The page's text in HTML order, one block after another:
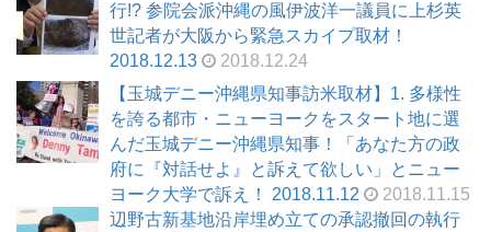
行!? 参院会派沖縄の風伊波洋一議員に上杉英
世記者が大阪から緊急スカイプ取材！
2018.12.13
2018.12.24
【玉城デニー沖縄県知事訪米取材】1. 多様性
を誇る都市・ニューヨークをスタート地に選
んだ玉城デニー沖縄県知事！「あなた方の政
府に『対話せよ』と訴えて欲しい」とニュー
ヨーク大学で訴え！ 2018.11.12
2018.11.15
辺野古新基地沿岸埋め立ての承認撤回の執行